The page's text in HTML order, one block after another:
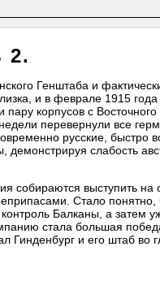
2.
Генштаба и
и в феврале 1915 года
корпусов с
перевернули все
русские, быстро
демонстрируя слабость
собираются выступить на
Стало понятно,
Балканы, а затем
стала большая
Гинденбург и его штаб во